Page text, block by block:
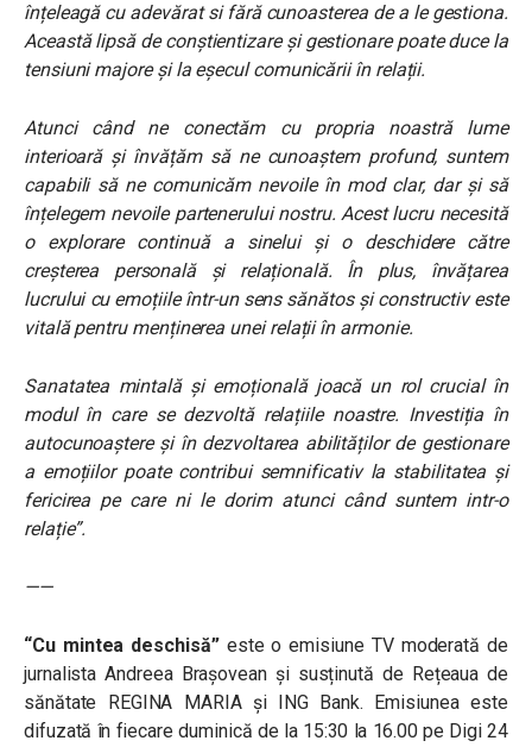
înțeleagă cu adevărat si fără cunoasterea de a le gestiona.
Această lipsă de conștientizare și gestionare poate duce la
tensiuni majore și la eșecul comunicării în relații.
Atunci când ne conectăm cu propria noastră lume
interioară și învățăm să ne cunoaștem profund, suntem
capabili să ne comunicăm nevoile în mod clar, dar și să
înțelegem nevoile partenerului nostru. Acest lucru necesită
o explorare continuă a sinelui și o deschidere către
creșterea personală și relațională. În plus, învățarea
lucrului cu emoțiile într-un sens sănătos și constructiv este
vitală pentru menținerea unei relații în armonie.
Sanatatea mintală și emoțională joacă un rol crucial în
modul în care se dezvoltă relațiile noastre. Investiția în
autocunoaștere și în dezvoltarea abilităților de gestionare
a emoțiilor poate contribui semnificativ la stabilitatea și
fericirea pe care ni le dorim atunci când suntem intr-o
relație”.
——
“Cu mintea deschisă”este o emisiune TV moderată de
jurnalista Andreea Brașovean și susținută de Rețeaua de
sănătate REGINA MARIA și ING Bank. Emisiunea este
difuzată în fiecare duminică de la 15:30 la 16.00 pe Digi 24